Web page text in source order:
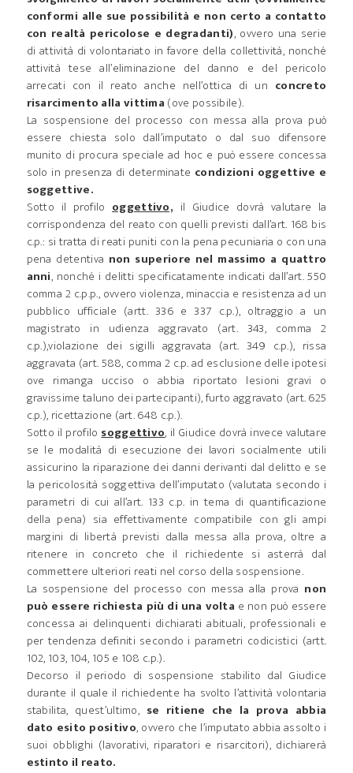
conformi alle sue possibilità e non certo a contatto
con realtà pericolose e degradanti), ovvero una serie
di attività di volontariato in favore della collettività, nonché
attività tese all’eliminazione del danno e del pericolo
arrecati con il reato anche nell’ottica di un concreto
risarcimento alla vittima (ove possibile).
La sospensione del processo con messa alla prova può
essere chiesta solo dall’imputato o dal suo difensore
munito di procura speciale ad hoc e può essere concessa
solo in presenza di determinate condizioni oggettive e
soggettive.
Sotto il profilooggettivo, il Giudice dovrà valutare la
corrispondenza del reato con quelli previsti dall’art. 168 bis
c.p.: si tratta di reati puniti con la pena pecuniaria o con una
pena detentiva non superiore nel massimo a quattro
anni, nonché i delitti specificatamente indicati dall’art. 550
comma 2 c.p.p., ovvero violenza, minaccia e resistenza ad un
pubblico ufficiale (artt. 336 e 337 c.p.), oltraggio a un
magistrato in udienza aggravato (art. 343, comma 2
c.p.),violazione dei sigilli aggravata (art. 349 c.p.), rissa
aggravata (art. 588, comma 2 c.p. ad esclusione delle ipotesi
ove rimanga ucciso o abbia riportato lesioni gravi o
gravissime taluno dei partecipanti), furto aggravato (art. 625
c.p.), ricettazione (art. 648 c.p.).
Sotto il profilosoggettivo, il Giudice dovrà invece valutare
se le modalità di esecuzione dei lavori socialmente utili
assicurino la riparazione dei danni derivanti dal delitto e se
la pericolosità soggettiva dell’imputato (valutata secondo i
parametri di cui all’art. 133 c.p. in tema di quantificazione
della pena) sia effettivamente compatibile con gli ampi
margini di libertà previsti dalla messa alla prova, oltre a
ritenere in concreto che il richiedente si asterrà dal
commettere ulteriori reati nel corso della sospensione.
La sospensione del processo con messa alla prova non
può essere richiesta più di una volta e non può essere
concessa ai delinquenti dichiarati abituali, professionali e
per tendenza definiti secondo i parametri codicistici (artt.
102, 103, 104, 105 e 108 c.p.).
Decorso il periodo di sospensione stabilito dal Giudice
durante il quale il richiedente ha svolto l’attività volontaria
stabilita, quest’ultimo, se ritiene che la prova abbia
dato esito positivo, ovvero che l’imputato abbia assolto i
suoi obblighi (lavorativi, riparatori e risarcitori), dichiarerà
estinto il reato.